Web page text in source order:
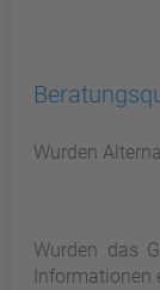
Wurden
Wurden das
Informationen